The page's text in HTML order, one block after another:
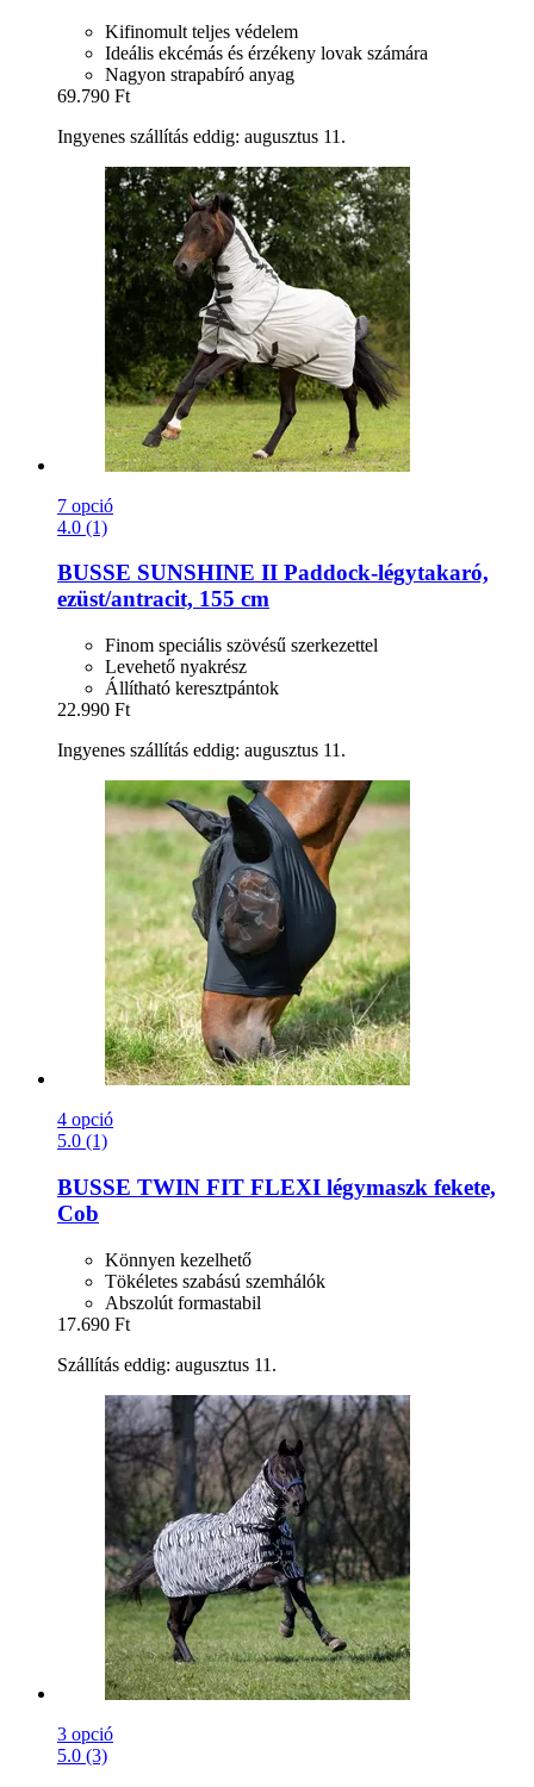
Kifinomult teljes védelem
Ideális ekcémás és érzékeny lovak számára
Nagyon strapabíró anyag
69.790 Ft
Ingyenes szállítás eddig: augusztus 11.
7 opció
4.0 (1)
BUSSE SUNSHINE II Paddock-​légytakaró,
ezüst/antracit, 155 cm
Finom speciális szövésű szerkezettel
Levehető nyakrész
Állítható keresztpántok
22.990 Ft
Ingyenes szállítás eddig: augusztus 11.
4 opció
5.0 (1)
BUSSE TWIN FIT FLEXI légymaszk fekete,
Cob
Könnyen kezelhető
Tökéletes szabású szemhálók
Abszolút formastabil
17.690 Ft
Szállítás eddig: augusztus 11.
3 opció
5.0 (3)